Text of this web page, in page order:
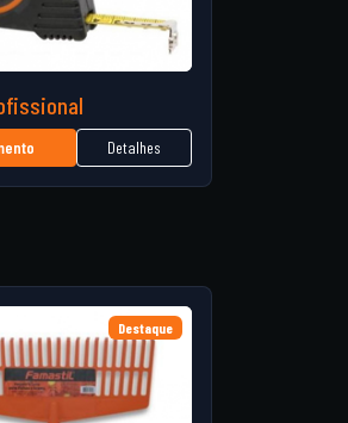
Detalhes
Destaque